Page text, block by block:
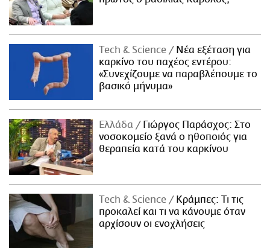
Τech & Science
Νέα εξέταση για
καρκίνο του παχέος εντέρου:
«Συνεχίζουμε να παραβλέπουμε το
βασικό μήνυμα»
Ελλάδα
Γιώργος Παράσχος: Στο
νοσοκομείο ξανά ο ηθοποιός για
θεραπεία κατά του καρκίνου
Τech & Science
Κράμπες: Τι τις
προκαλεί και τι να κάνουμε όταν
αρχίσουν οι ενοχλήσεις